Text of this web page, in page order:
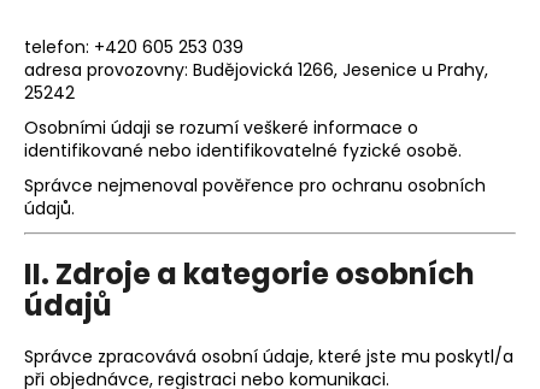
telefon: +420 605 253 039
adresa provozovny: Budějovická 1266, Jesenice u Prahy,
25242
Osobními údaji se rozumí veškeré informace o
identifikované nebo identifikovatelné fyzické osobě.
Správce nejmenoval pověřence pro ochranu osobních
údajů.
II. Zdroje a kategorie osobních
údajů
Správce zpracovává osobní údaje, které jste mu poskytl/a
při objednávce, registraci nebo komunikaci.
?
HLEDAT
D
o
p
o
r